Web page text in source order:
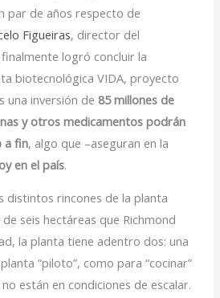
par de años respecto de
Figueiras, director del
logró concluir la
biotecnológica VIDA, proyecto
una inversión de 85 millones de
y otros medicamentos podrán
a fin, algo que –aseguran en la
en el país.
distintos rincones de la planta
seis hectáreas que Richmond
la planta tiene adentro dos: una
“piloto”, como para “cocinar”
están en condiciones de escalar.